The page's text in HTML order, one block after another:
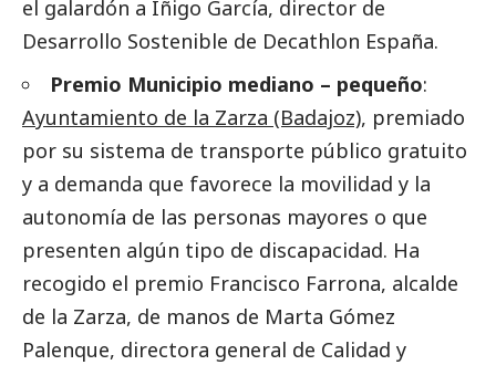
el galardón a Íñigo García, director de
Desarrollo Sostenible de Decathlon España.
Premio Municipio mediano – pequeño:
Ayuntamiento de la Zarza (Badajoz), premiado
por su sistema de transporte público gratuito
y a demanda que favorece la movilidad y la
autonomía de las personas mayores o que
presenten algún tipo de discapacidad. Ha
recogido el premio Francisco Farrona, alcalde
de la Zarza, de manos de Marta Gómez
Palenque, directora general de Calidad y